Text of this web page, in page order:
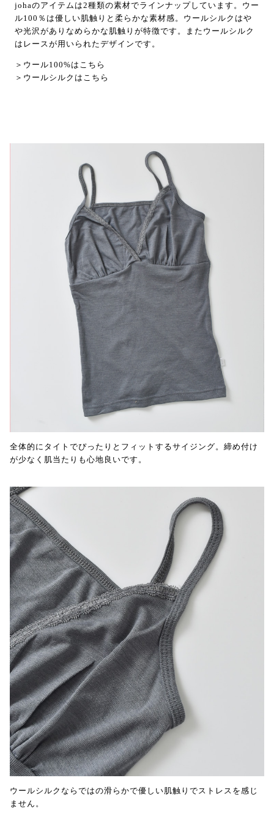
johaのアイテムは2種類の素材でラインナップしています。ウー
ル100％は優しい肌触りと柔らかな素材感。ウールシルクはや
や光沢がありなめらかな肌触りが特徴です。またウールシルク
はレースが用いられたデザインです。
＞ウール100%はこちら
＞ウールシルクはこちら
全体的にタイトでぴったりとフィットするサイジング。締め付け
が少なく肌当たりも心地良いです。
ウールシルクならではの滑らかで優しい肌触りでストレスを感じ
ません。